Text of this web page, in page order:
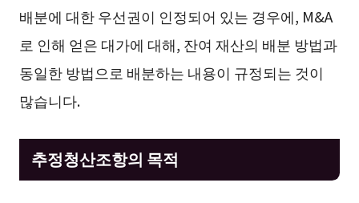
배분에 대한 우선권이 인정되어 있는 경우에, M&A
로 인해 얻은 대가에 대해, 잔여 재산의 배분 방법과
동일한 방법으로 배분하는 내용이 규정되는 것이
많습니다.
추정청산조항의 목적